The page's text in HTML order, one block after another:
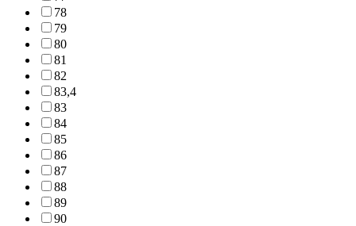
78
79
80
81
82
83,4
83
84
85
86
87
88
89
90